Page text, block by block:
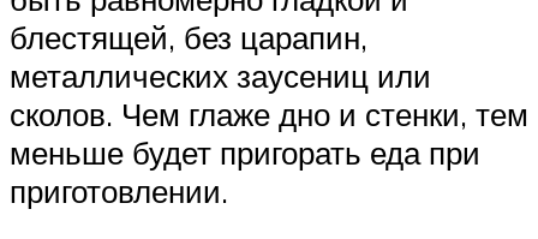
блестящей, без царапин,
металлических заусениц или
сколов. Чем глаже дно и стенки, тем
меньше будет пригорать еда при
приготовлении.